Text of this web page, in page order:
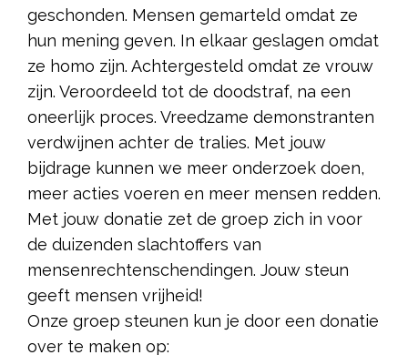
geschonden. Mensen gemarteld omdat ze
hun mening geven. In elkaar geslagen omdat
ze homo zijn. Achtergesteld omdat ze vrouw
zijn. Veroordeeld tot de doodstraf, na een
oneerlijk proces. Vreedzame demonstranten
verdwijnen achter de tralies. Met jouw
bijdrage kunnen we meer onderzoek doen,
meer acties voeren en meer mensen redden.
Met jouw donatie zet de groep zich in voor
de duizenden slachtoffers van
mensenrechtenschendingen. Jouw steun
geeft mensen vrijheid!
Onze groep steunen kun je door een donatie
over te maken op: